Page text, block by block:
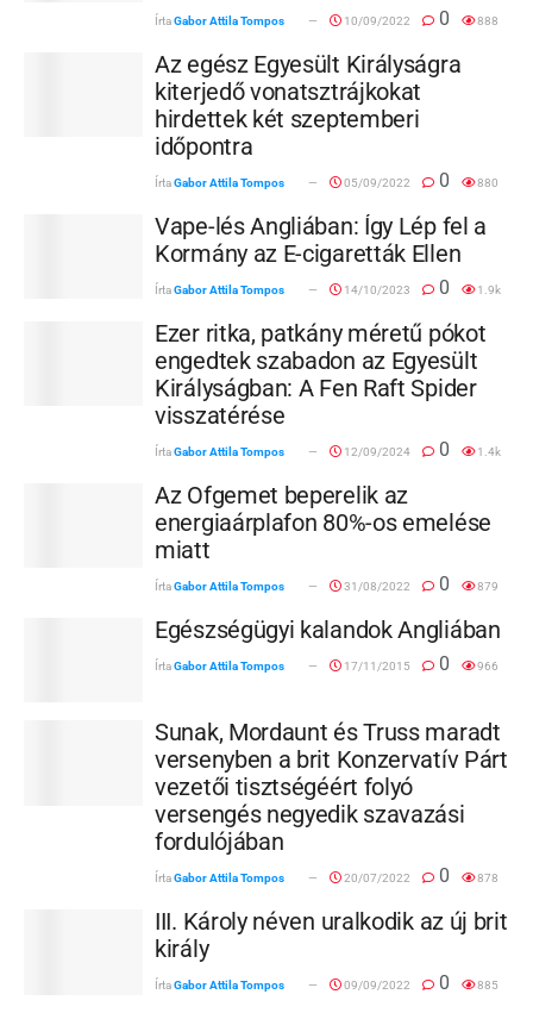
ÍrtaGabor Attila Tompos 10/09/2022 0 888
Az egész Egyesült Királyságra
kiterjedő vonatsztrájkokat
hirdettek két szeptemberi
időpontra
ÍrtaGabor Attila Tompos 05/09/2022 0 880
Vape-lés Angliában: Így Lép fel a
Kormány az E-cigaretták Ellen
ÍrtaGabor Attila Tompos 14/10/2023 0 1.9k
Ezer ritka, patkány méretű pókot
engedtek szabadon az Egyesült
Királyságban: A Fen Raft Spider
visszatérése
ÍrtaGabor Attila Tompos 12/09/2024 0 1.4k
Az Ofgemet beperelik az
energiaárplafon 80%-os emelése
miatt
ÍrtaGabor Attila Tompos 31/08/2022 0 879
Egészségügyi kalandok Angliában
ÍrtaGabor Attila Tompos 17/11/2015 0 966
Sunak, Mordaunt és Truss maradt
versenyben a brit Konzervatív Párt
vezetői tisztségéért folyó
versengés negyedik szavazási
fordulójában
ÍrtaGabor Attila Tompos 20/07/2022 0 878
III. Károly néven uralkodik az új brit
király
ÍrtaGabor Attila Tompos 09/09/2022 0 885